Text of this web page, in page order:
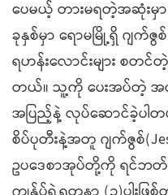
ပေမယ့် တားမရတဲ့အဆုံးမှ
ခုနှစ်မှာ ရောမမြို့ရှိ ဂျက်ဇွ
ရဟန်းလောင်းများ စတင်
တယ်။ သူ့ကို ပေးအပ်တဲ့ အလုပ်
အပြည့်နဲ့ လုပ်ဆောင်ခဲ့ပါ
စိပ်ပုတီးနဲ့အတူ ဂျက်ဇွစ်
ဥပဒေစာအုပ်တို့ကို ရင်ဘတ်